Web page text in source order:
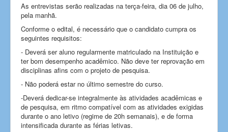
As entrevistas serão realizadas na terça-feira, dia 06 de julho,
pela manhã.
Conforme o edital, é necessário que o candidato cumpra os
seguintes requisitos:
- Deverá ser aluno regularmente matriculado na Instituição e
ter bom desempenho acadêmico. Não deve ter reprovação em
disciplinas afins com o projeto de pesquisa.
- Não poderá estar no último semestre do curso.
-Deverá dedicar-se integralmente às atividades acadêmicas e
de pesquisa, em ritmo compatível com as atividades exigidas
durante o ano letivo (regime de 20h semanais), e de forma
intensificada durante as férias letivas.